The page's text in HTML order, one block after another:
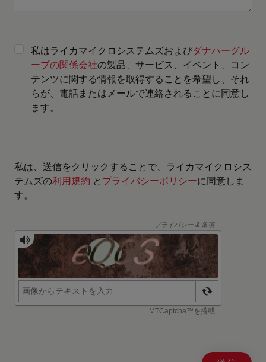
私はライカマイクロシステムズおよびダナハーグル
ープの関係会社の製品、サービス、イベント、コン
テンツに関する情報を取得することを希望し、それ
らが、電話またはメールで連絡されることに同意し
ます。
私は、送信をクリックすることで、ライカマイクロシス
テムズの利用規約 と プライバシーポリシーに同意しま
す。